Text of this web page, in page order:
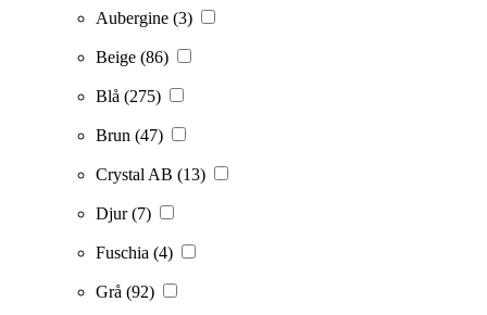
Aubergine (3)
Beige (86)
Blå (275)
Brun (47)
Crystal AB (13)
Djur(7)
Fuschia (4)
Grå (92)